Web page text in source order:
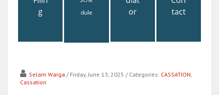
g
dule
or
tact
Selam Warga / Friday, June 13, 2025 / Categories: CASSATION,
Cassation